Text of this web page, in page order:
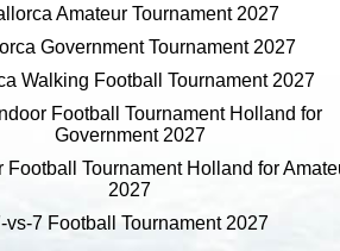
Amateur Tournament 2027
Government Tournament 2027
Walking Football Tournament 2027
Football Tournament Holland for
Government 2027
Football Tournament Holland for
2027
vs-7 Football Tournament 2027